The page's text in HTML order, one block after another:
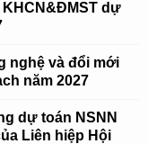
KHCN&ĐMST dự
nghệ và đổi mới
năm 2027
dự toán NSNN
Liên hiệp Hội